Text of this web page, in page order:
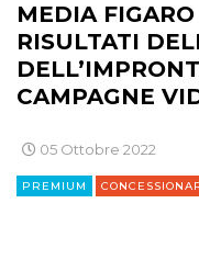
CINEMA
DIGITALE
EDITORIA
MEDIA
RISULTATI
CAMPAGNE
05 Ottobre 2022
PREMIUM